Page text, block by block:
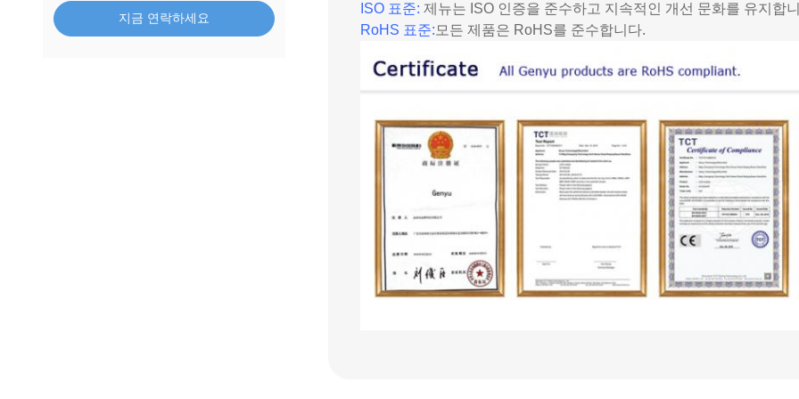
지금 연락하세요
ISO 표준: 제뉴는 ISO 인증을 준수하고 지속적인 개선 문화를 유지합
RoHS 표준: 모든 제품은 RoHS를 준수합니다.